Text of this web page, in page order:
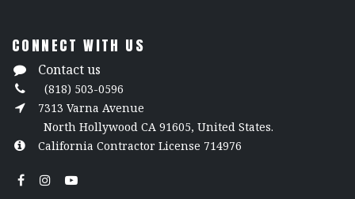
CONNECT WITH US
Contact us
(818) 503-0596
7313 Varna Avenue
North Hollywood CA 91605, United States.
California Contractor License 714976